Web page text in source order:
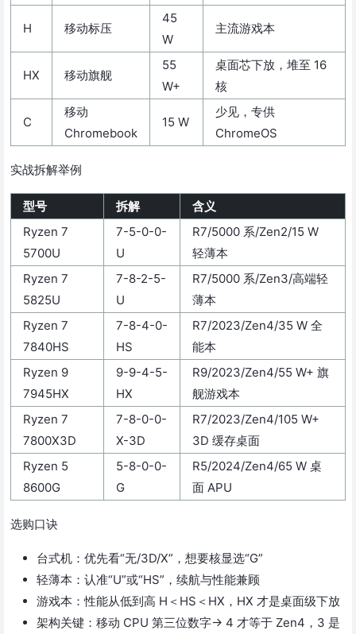
H 移动标压
45
W
主流游戏本
HX 移动旗舰
55
W+
桌面芯下放，堆至 16
核
C
移动
Chromebook
15 W
少见，专供
ChromeOS
实战拆解举例
型号 拆解
含义
Ryzen 7
5700U
7-5-0-0-
U
R7/5000 系/Zen2/15 W
轻薄本
Ryzen 7
5825U
7-8-2-5-
U
R7/5000 系/Zen3/高端轻
薄本
Ryzen 7
7840HS
7-8-4-0-
HS
R7/2023/Zen4/35 W 全
能本
Ryzen 9
7945HX
9-9-4-5-
HX
R9/2023/Zen4/55 W+ 旗
舰游戏本
Ryzen 7
7800X3D
7-8-0-0-
X-3D
R7/2023/Zen4/105 W+
3D 缓存桌面
Ryzen 5
8600G
5-8-0-0-
G
R5/2024/Zen4/65 W 桌
面 APU
选购口诀
台式机：优先看“无/3D/X”，想要核显选“G”
轻薄本：认准“U”或“HS”，续航与性能兼顾
游戏本：性能从低到高 H＜HS＜HX，HX 才是桌面级下放
架构关键：移动 CPU 第三位数字→ 4 才等于 Zen4，3 是